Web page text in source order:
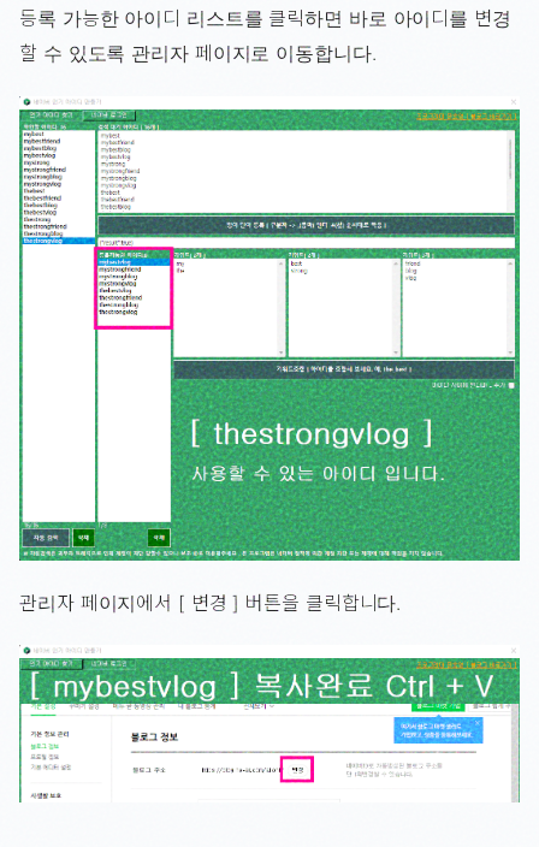
등록 가능한 아이디 리스트를 클릭하면 바로 아이디를 변경
할 수 있도록 관리자 페이지로 이동합니다.
관리자 페이지에서 [ 변경 ] 버튼을 클릭합니다.